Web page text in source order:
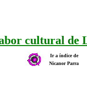
cultural de
Ir a índice de
Nicanor Parra